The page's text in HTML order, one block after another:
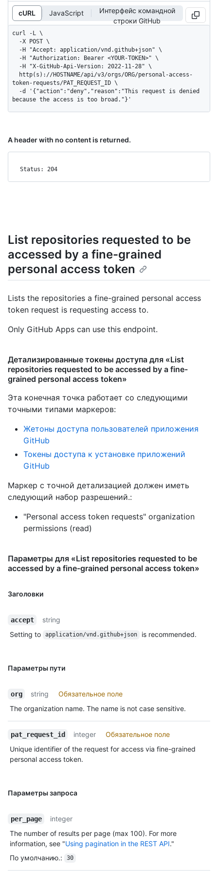
cURL JavaScript
Интерфейс командной
строки GitHub
curl -L \
token-requests/PAT_REQUEST_ID \
because the access is too broad."}'
A header with no content is returned.
Status: 204
List repositories requested to be
accessed by a fine-grained
personal access token
Lists the repositories a fine-grained personal access
token request is requesting access to.
Only GitHub Apps can use this endpoint.
Детализированные токены доступа для «List
repositories requested to be accessed by a fine-
grained personal access token»
Эта конечная точка работает со следующими
точными типами маркеров:
Жетоны доступа пользователей приложения
GitHub
Токены доступа к установке приложений
GitHub
Маркер с точной детализацией должен иметь
следующий набор разрешений.:
"Personal access token requests" organization
permissions (read)
Параметры для «List repositories requested to be
accessed by a fine-grained personal access token»
Заголовки
accept
string
Setting to
application/vnd.github+json is recommended.
Параметры пути
org string
Обязательное поле
The organization name. The name is not case sensitive.
pat_request_id integer
Обязательное поле
Unique identifier of the request for access via fine-grained
personal access token.
Параметры запроса
per_page
integer
The number of results per page (max 100). For more
information, see "Using pagination in the REST API."
По умолчанию.: 30